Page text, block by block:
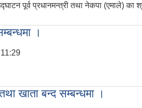
पूर्व प्रधानमन्त्री तथा नेकपा (एमाले) का
।
खाता बन्द सम्बन्धमा ।